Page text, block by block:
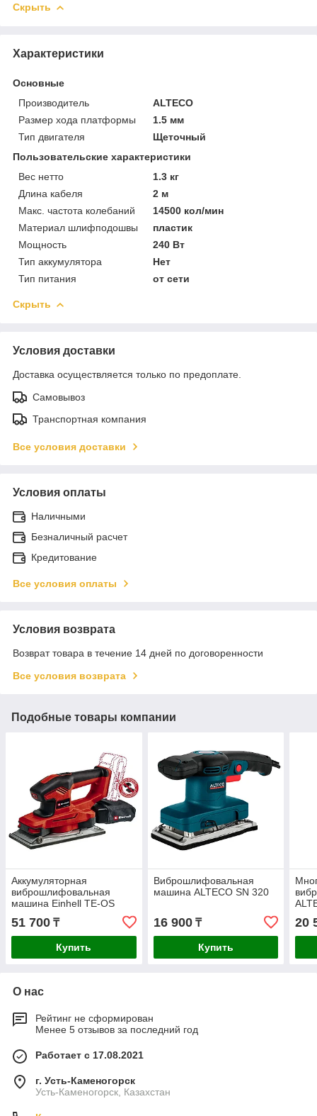
Скрыть
Характеристики
Основные
Производитель
ALTECO
Размер хода платформы
1.5 мм
Тип двигателя
Щеточный
Пользовательские характеристики
Вес нетто
1.3 кг
Длина кабеля
2 м
Макс. частота колебаний
14500 кол/мин
Материал шлифподошвы
пластик
Мощность
240 Вт
Тип аккумулятора
Нет
Тип питания
от сети
Скрыть
Условия доставки
Доставка осуществляется только по предоплате.
Самовывоз
Транспортная компания
Все условия доставки
Условия оплаты
Наличными
Безналичный расчет
Кредитование
Все условия оплаты
Условия возврата
Возврат товара в течение 14 дней по договоренности
Все условия возврата
Подобные товары компании
Аккумуляторная
виброшлифовальная
машина Einhell TE-OS
18/230 Li Solo 4460720
51 700 ₸
Купить
Виброшлифовальная
машина ALTECO SN 320
16 900₸
Купить
20
О нас
Рейтинг не сформирован
Менее 5 отзывов за последний год
Работает с 17.08.2021
г. Усть-Каменогорск
Усть-Каменогорск, Казахстан